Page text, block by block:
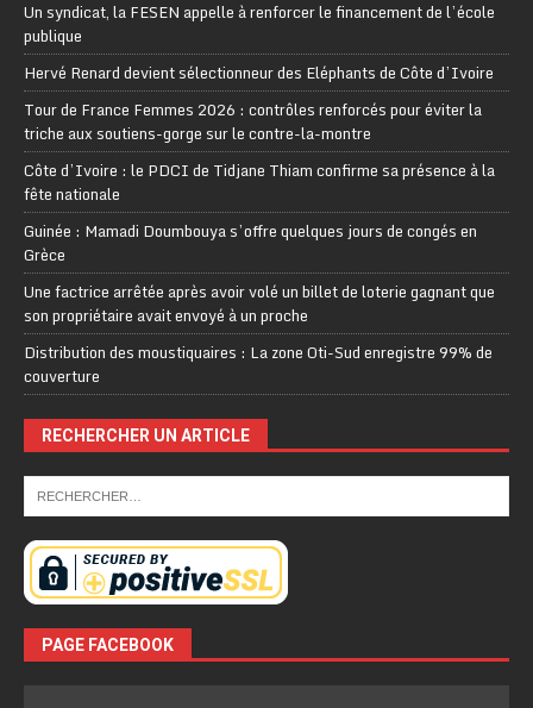
Un syndicat, la FESEN appelle à renforcer le financement de l’école
publique
Hervé Renard devient sélectionneur des Eléphants de Côte d’Ivoire
Tour de France Femmes 2026 : contrôles renforcés pour éviter la
triche aux soutiens-gorge sur le contre-la-montre
Côte d’Ivoire : le PDCI de Tidjane Thiam confirme sa présence à la
fête nationale
Guinée : Mamadi Doumbouya s’offre quelques jours de congés en
Grèce
Une factrice arrêtée après avoir volé un billet de loterie gagnant que
son propriétaire avait envoyé à un proche
Distribution des moustiquaires : La zone Oti-Sud enregistre 99% de
couverture
RECHERCHER UN ARTICLE
PAGE FACEBOOK